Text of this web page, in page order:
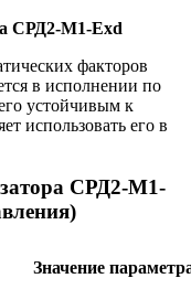
СРД2-М1-Exd
факторов
в исполнении по
устойчивым к
использовать его в
СРД2-М1-
Значение